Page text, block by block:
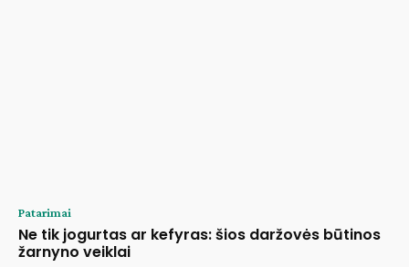
Patarimai
Ne tik jogurtas ar kefyras: šios daržovės būtinos
žarnyno veiklai